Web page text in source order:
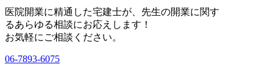
医院開業に精通した宅建士が、 先生の開業に関す
るあらゆる相談にお応えします！
お気軽にご相談ください。
06-7893-6075